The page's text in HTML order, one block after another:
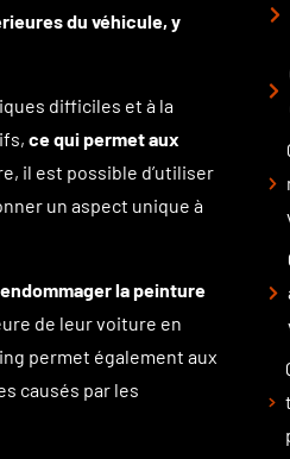
du véhicule, y
difficiles et à la
ce qui permet aux
il est possible d’utiliser
un aspect unique à
la peinture
de leur voiture en
permet également aux
causés par les